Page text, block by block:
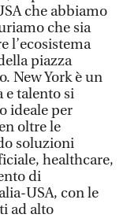
che abbiamo
che sia
l’ecosistema
piazza
New York è un
e talento si
ideale per
oltre le
soluzioni
healthcare,
di
USA, con le
ad alto